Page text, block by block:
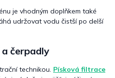
je vhodným doplňkem také
udržovat vodu čistší po delší
čerpadly
technikou. Písková filtrace